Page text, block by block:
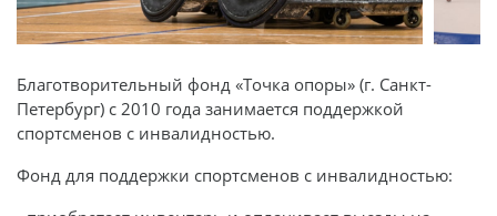
Благотворительный фонд «Точка опоры» (г. Санкт-
Петербург) с 2010 года занимается поддержкой
спортсменов с инвалидностью.
Фонд для поддержки спортсменов с инвалидностью: